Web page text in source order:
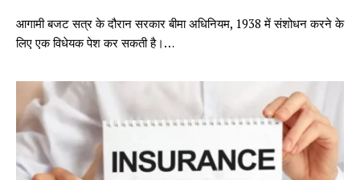
आगामी बजट सत्र के दौरान सरकार बीमा अधिनियम, 1938 में संशोधन करने के
लिए एक विधेयक पेश कर सकती है।…